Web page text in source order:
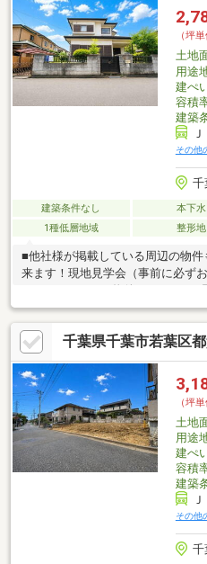
引渡し可能のため、スムーズに住
社では土地探しから建物プランま
す。
（坪単
土地
用途
建ぺ
容積
建築
その他
千
建築条件なし 本下水
1種低層地域
整形地
■他社様が掲載している周辺の物
来ます！現地見学会（事前に必ず
9：00～19：00（物件による）■ご
物件においても事前に鍵の手配が
中の物件は事前に居住者様との日
めにご予約をお願い致します。■日
日・時間帯問わず柔軟に対応させ
ください■資金計画・住宅ローン
時・無料で承ります。将来を見据
い』マイホーム探しをご提案いたし
千葉県千葉市若葉区
（坪単
土地
用途
建ぺ
容積
建築
その他
千